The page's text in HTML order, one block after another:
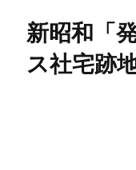
新昭和「
ス社宅跡